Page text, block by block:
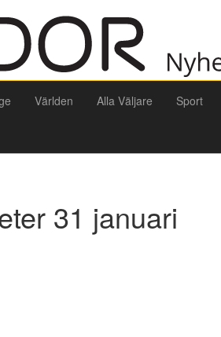
Världen Alla Väljare Sport
31 januari